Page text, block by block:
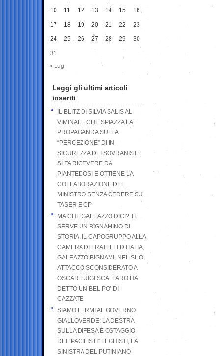
10 11 12 13 14 15 16
17 18 19 20 21 22 23
24 25 26 27 28 29 30
31
« Lug
Leggi gli ultimi articoli
inseriti
IL BLITZ DI SILVIA SALIS AL
VIMINALE CHE SPIAZZA LA
PROPAGANDA SULLA
“PERCEZIONE” DI IN-
SICUREZZA DEI SOVRANISTI:
SI FA RICEVERE DA
PIANTEDOSI E OTTIENE LA
COLLABORAZIONE DEL
MINISTRO SENZA CEDERE SU
TASER E CP
MA CHE GALEAZZO DICI? TI
SERVE UN BIGNAMINO DI
STORIA. IL CAPOGRUPPO ALLA
CAMERA DI FRATELLI D’ITALIA,
GALEAZZO BIGNAMI, NEL SUO
ATTACCO SCONSIDERATO A
OSCAR LUIGI SCALFARO HA
DETTO UN BEL PO’ DI
CAZZATE
SIAMO FERMI AL GOVERNO
GIALLOVERDE: LA DESTRA
SULLA DIFESA È OSTAGGIO
DEI “PACIFISTI” LEGHISTI, LA
SINISTRA DEL PUTINIANO